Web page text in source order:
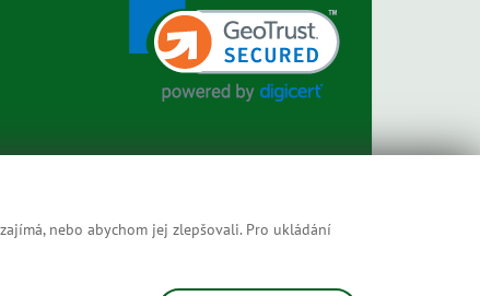
Prohlášení o přístupnosti Mapa stránek
nebo abychom jej zlepšovali. Pro ukládání